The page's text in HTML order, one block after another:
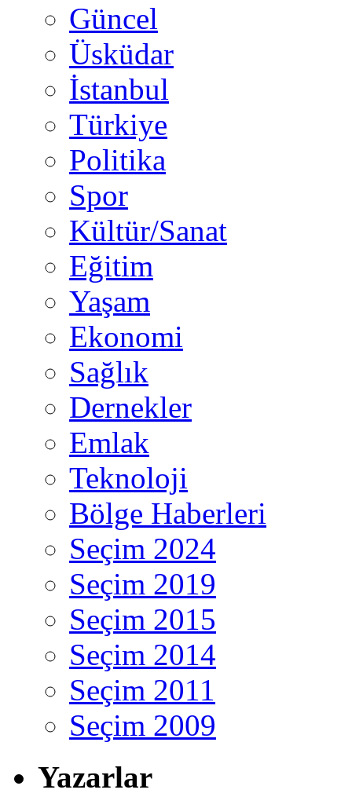
Güncel
Üsküdar
İstanbul
Türkiye
Politika
Spor
Kültür/Sanat
Eğitim
Yaşam
Ekonomi
Sağlık
Dernekler
Emlak
Teknoloji
Bölge Haberleri
Seçim 2024
Seçim 2019
Seçim 2015
Seçim 2014
Seçim 2011
Seçim 2009
Yazarlar